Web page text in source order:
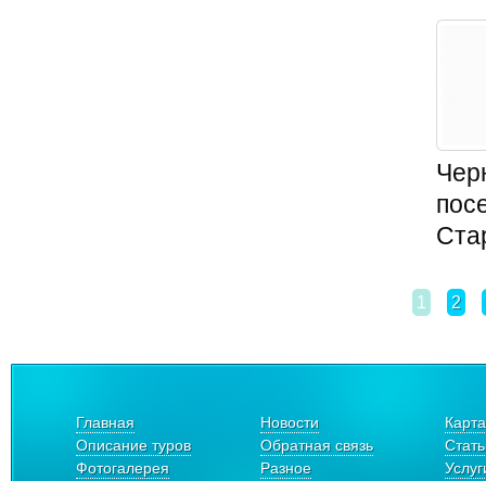
1 2
Главная Новости
Описание туров
Обратная связь
Фотогалерея
Разное